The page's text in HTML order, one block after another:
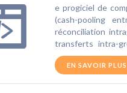
une satisfaction
pour réaliser tous
client.
e progiciel de
(cash-pooling
réconciliation
transferts intra-
s’adapte à tous
d’installation en
EN SAVOIR PLUS